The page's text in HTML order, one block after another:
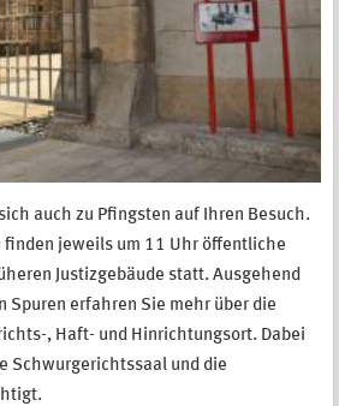
auch zu Pfingsten auf Ihren Besuch.
finden jeweils um 11 Uhr öffentliche
Justizgebäude statt. Ausgehend
Spuren erfahren Sie mehr über die
, Haft- und Hinrichtungsort. Dabei
Schwurgerichtssaal und die